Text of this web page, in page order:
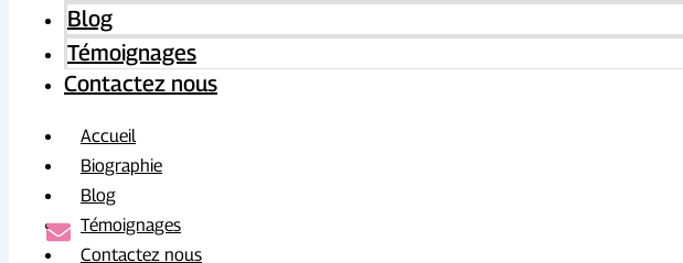
Blog
Témoignages
Contactez nous
Accueil
Biographie
Blog
Témoignages
Contactez nous